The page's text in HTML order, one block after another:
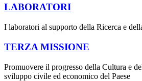
LABORATORI
I laboratori al supporto della Ricerca e
TERZA MISSIONE
Promuovere il progresso della Cultura e
sviluppo civile ed economico del Paese